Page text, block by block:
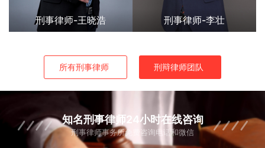
刑事律师-王晓浩 刑事律师-李壮
所有刑事律师 刑辩律师团队
知名刑事律师24小时在线咨询
刑事律师事务所免费咨询电话和微信